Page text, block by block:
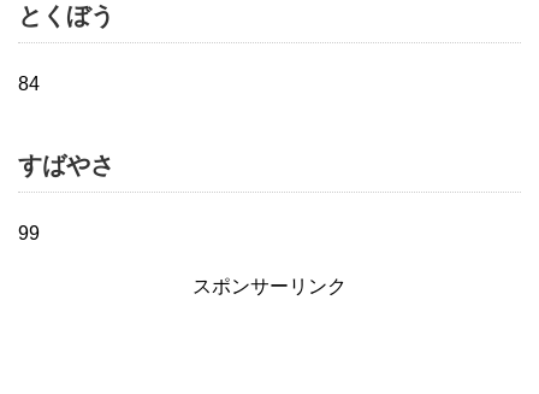
とくぼう
84
すばやさ
99
スポンサーリンク